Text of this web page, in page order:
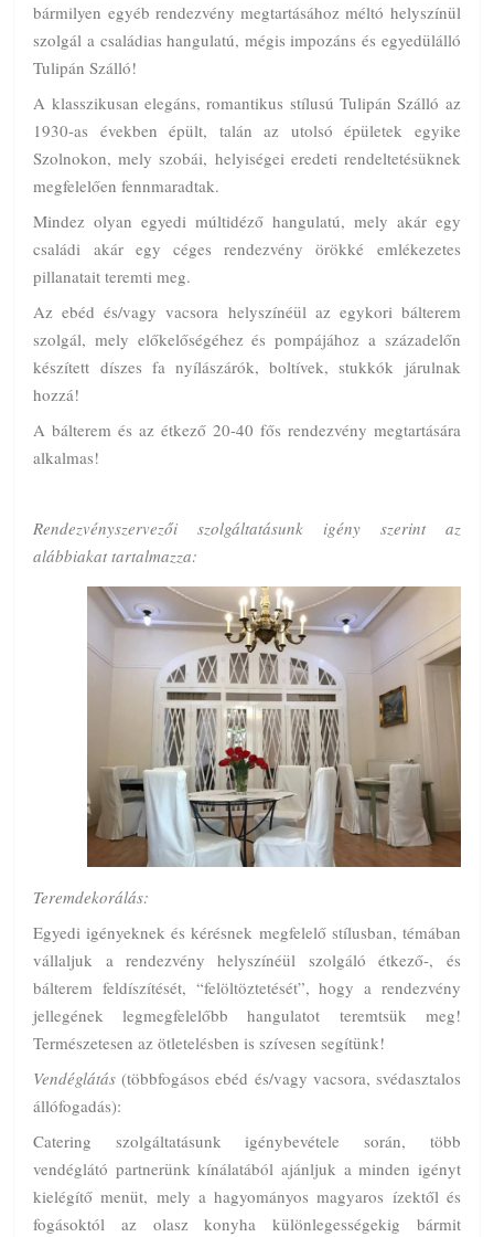
bármilyen egyéb rendezvény megtartásához méltó helyszínül
szolgál a családias hangulatú, mégis impozáns és egyedülálló
Tulipán Szálló!
A klasszikusan elegáns, romantikus stílusú Tulipán Szálló az
1930-as években épült, talán az utolsó épületek egyike
Szolnokon, mely szobái, helyiségei eredeti rendeltetésüknek
megfelelően fennmaradtak.
Mindez olyan egyedi múltidéző hangulatú, mely akár egy
családi akár egy céges rendezvény örökké emlékezetes
pillanatait teremti meg.
Az ebéd és/vagy vacsora helyszínéül az egykori bálterem
szolgál, mely előkelőségéhez és pompájához a századelőn
készített díszes fa nyílászárók, boltívek, stukkók járulnak
hozzá!
A bálterem és az étkező 20-40 fős rendezvény megtartására
alkalmas!
Rendezvényszervezői szolgáltatásunk igény szerint az
alábbiakat tartalmazza:
Teremdekorálás:
Egyedi igényeknek és kérésnek megfelelő stílusban, témában
vállaljuk a rendezvény helyszínéül szolgáló étkező-, és
bálterem feldíszítését, “felöltöztetését”, hogy a rendezvény
jellegének legmegfelelőbb hangulatot teremtsük meg!
Természetesen az ötletelésben is szívesen segítünk!
Vendéglátás (többfogásos ebéd és/vagy vacsora, svédasztalos
állófogadás):
Catering szolgáltatásunk igénybevétele során, több
vendéglátó partnerünk kínálatából ajánljuk a minden igényt
kielégítő menüt, mely a hagyományos magyaros ízektől és
fogásoktól az olasz konyha különlegességekig bármit